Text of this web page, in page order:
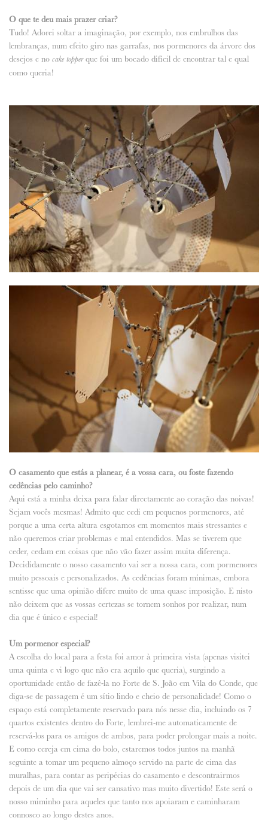
O que te deu mais prazer criar?
Tudo! Adorei soltar a imaginação, por exemplo, nos embrulhos das
lembranças, num efeito giro nas garrafas, nos pormenores da árvore dos
desejos e no cake topperque foi um bocado difícil de encontrar tal e qual
como queria!
O casamento que estás a planear, é a vossa cara, ou foste fazendo
cedências pelo caminho?
Aqui está a minha deixa para falar directamente ao coração das noivas!
Sejam vocês mesmas! Admito que cedi em pequenos pormenores, até
porque a uma certa altura esgotamos em momentos mais stressantes e
não queremos criar problemas e mal entendidos. Mas se tiverem que
ceder, cedam em coisas que não vão fazer assim muita diferença.
Decididamente o nosso casamento vai ser a nossa cara, com pormenores
muito pessoais e personalizados. As cedências foram mínimas, embora
sentisse que uma opinião difere muito de uma quase imposição. E nisto
não deixem que as vossas certezas se tornem sonhos por realizar, num
dia que é único e especial!
Um pormenor especial?
A escolha do local para a festa foi amor à primeira vista (apenas visitei
uma quinta e vi logo que não era aquilo que queria), surgindo a
oportunidade então de fazê-la no Forte de S. João em Vila do Conde, que
diga-se de passagem é um sítio lindo e cheio de personalidade! Como o
espaço está completamente reservado para nós nesse dia, incluindo os 7
quartos existentes dentro do Forte, lembrei-me automaticamente de
reservá-los para os amigos de ambos, para poder prolongar mais a noite.
E como cereja em cima do bolo, estaremos todos juntos na manhã
seguinte a tomar um pequeno almoço servido na parte de cima das
muralhas, para contar as peripécias do casamento e descontrairmos
depois de um dia que vai ser cansativo mas muito divertido! Este será o
nosso miminho para aqueles que tanto nos apoiaram e caminharam
connosco ao longo destes anos.